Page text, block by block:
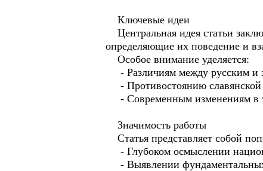
Ключевые идеи
Центральная идея статьи
определяющие их поведение и
Особое внимание уделяется:
- Различиям между русским и
- Противостоянию славянской
- Современным изменениям в
Значимость работы
Статья представляет собой
- Глубоком осмыслении
- Выявлении